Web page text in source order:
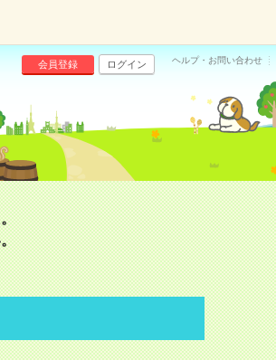
会員登録 ログイン ヘルプ・お問い合わせ